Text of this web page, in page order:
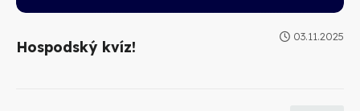
03.11.2025
Hospodský kvíz!